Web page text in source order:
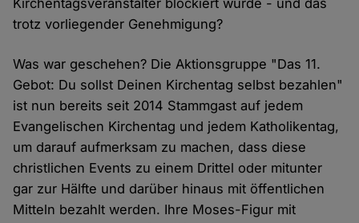
Kirchentagsveranstalter blockiert wurde - und das
trotz vorliegender Genehmigung?
Was war geschehen? Die Aktionsgruppe "Das 11.
Gebot: Du sollst Deinen Kirchentag selbst bezahlen"
ist nun bereits seit 2014 Stammgast auf jedem
Evangelischen Kirchentag und jedem Katholikentag,
um darauf aufmerksam zu machen, dass diese
christlichen Events zu einem Drittel oder mitunter
gar zur Hälfte und darüber hinaus mit öffentlichen
Mitteln bezahlt werden. Ihre Moses-Figur mit